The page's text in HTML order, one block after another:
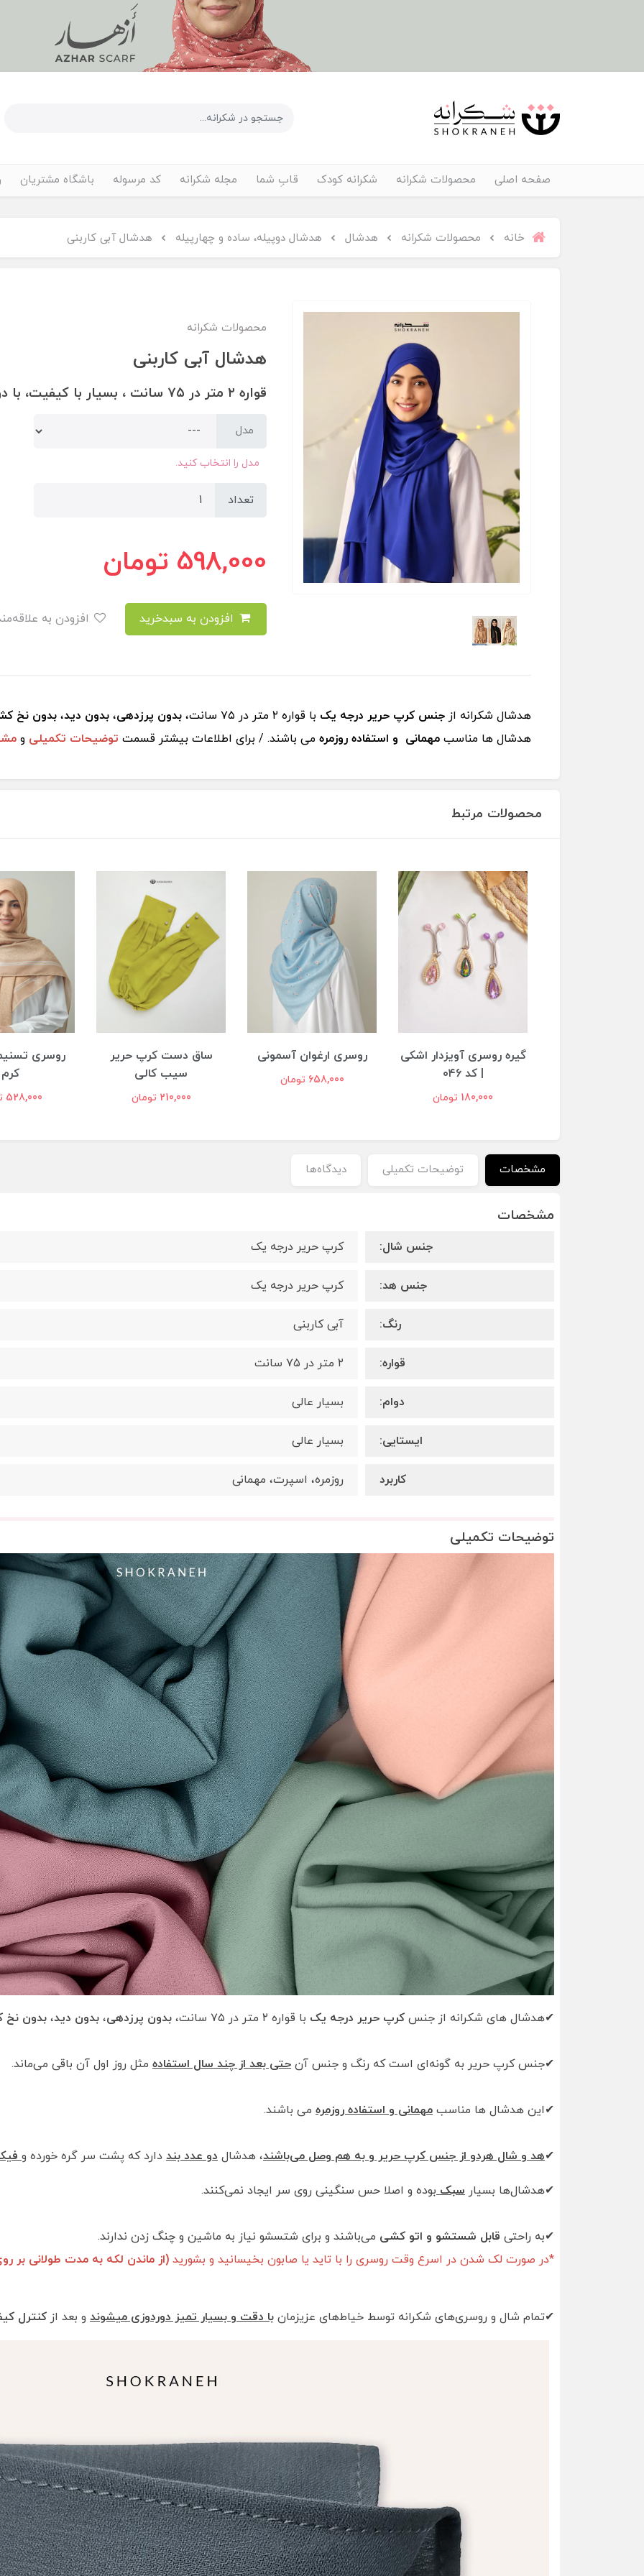
صفحه اصلی محصولات شکرانه شکرانه کودک قابِ شما مجله شکرانه کد مرسوله باشگاه مشتریان
خانه محصولات شکرانه هدشال هدشال دوپیله، ساده و چهارپیله هدشال آبی کاربنی
محصولات شکرانه
هدشال آبی کاربنی
قواره ٢ متر در ٧۵ سانت ، بسیار با کیفیت، با دوام
مدل
مدل را انتخاب کنید.
تعداد
598,000 تومان
هدشال شکرانه از جنس کرپ حریر درجه یک با قواره ٢ متر در ٧۵ سانت، بدون پرزدهی، بدون دید، بدون نخ
هدشال ها مناسب مهمانی و استفاده روزمره می باشند. / برای اطلاعات بیشتر قسمت توضیحات تکمیلی و
محصولات مرتبط
روسری ارغوان آسمونی
658,000 تومان
ساق دست کرپ حریر
سیب کالی
روسری تسنیم بیسیک
کرم
528,000 تومان
گیره روسری
دار | کد
98,000
مشخصات توضیحات تکمیلی دیدگاه‌ها
مشخصات
جنس شال: کرپ حریر درجه یک
جنس هد: کرپ حریر درجه یک
رنگ: آبی کاربنی
قواره: ٢ متر در ٧۵ سانت
دوام: بسیار عالی
ایستایی: بسیار عالی
کاربرد روزمره، اسپرت، مهمانی
توضیحات تکمیلی
✔هدشال های شکرانه از جنس کرپ حریر درجه یک با قواره ٢ متر در ٧۵ سانت، بدون پرزدهی، بدون دید، بدون
✔جنس کرپ حریر به گونه‌ای است که رنگ و جنس آن حتی بعد از چند سال استفاده مثل روز اول آن باقی می‌ماند.
✔این هدشال ها مناسب مهمانی و استفاده روزمره می باشند.
✔هد و شال هردو از جنس کرپ حریر و به هم وصل می‌باشند، هدشال دو عدد بند دارد که پشت سر گره خورده و
✔هدشال‌ها بسیار سبکبوده و اصلا حس سنگینی روی سر ایجاد نمی‌کنند.
✔به راحتی قابل شستشو و اتو کشی می‌باشند و برای شتسشو نیاز به ماشین و چنگ زدن ندارند.
*در صورت لک شدن در اسرع وقت روسری را با تاید یا صابون بخیسانید و بشورید (از ماندن لکه به مدت طولانی بر
✔تمام شال و روسری‌های شکرانه توسط خیاط‌های عزیزمان با دقت و بسیار تمیز دوردوزی میشوند و بعد از کنترل